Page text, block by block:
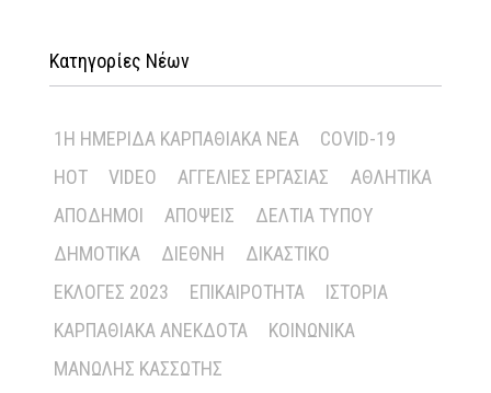
Κατηγορίες Νέων
1Η ΗΜΕΡΊΔΑ ΚΑΡΠΑΘΙΑΚΆ ΝΈΑ
COVID-19
HOT
VIDEO ΑΓΓΕΛΊΕΣ ΕΡΓΑΣΊΑΣ
ΑΘΛΗΤΙΚΆ
ΑΠΌΔΗΜΟΙ
ΑΠΌΨΕΙΣ
ΔΕΛΤΊΑ ΤΎΠΟΥ
ΔΗΜΟΤΙΚΆ
ΔΙΕΘΝΉ
ΔΙΚΑΣΤΙΚΌ
ΕΚΛΟΓΈΣ 2023
ΕΠΙΚΑΙΡΌΤΗΤΑ
ΙΣΤΟΡΊΑ
ΚΑΡΠΑΘΙΑΚΆ ΑΝΈΚΔΟΤΑ
ΚΟΙΝΩΝΙΚΆ
ΜΑΝΏΛΗΣ ΚΑΣΣΏΤΗΣ